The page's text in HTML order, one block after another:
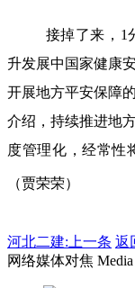
接掉了来，1
升发展中国家健康
开展地方平安保障
介绍，持续推进地
度管理化，经常性
（贾荣荣）
河北二建: 上一条 返
网络媒体对焦 Media